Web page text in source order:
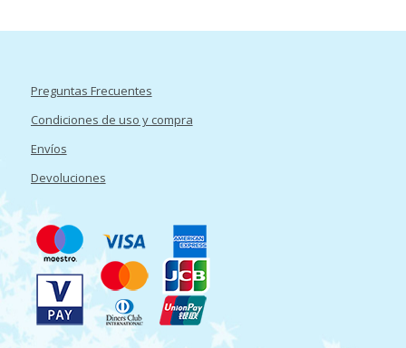
Preguntas Frecuentes
Condiciones de uso y compra
Envíos
Devoluciones